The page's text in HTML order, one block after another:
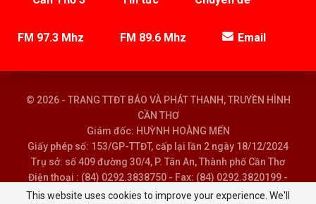
FM 97.3 Mhz FM 89.6 Mhz Email
© 2026 - TRANG TTĐT BÁO VÀ PHÁT THANH, TRUYỀN HÌNH
CẦN THƠ
Giám đốc: HUỲNH HOÀNG MẾN
Giấy phép số: 153/GP-TTĐT, cấp lại lần 2 ngày 18/12/2024
Trụ sở: số 409 đường 30/4, P. Tân An, Thành phố Cần Thơ
Điện thoại : (84) 0292.3838750 - Fax: (84) 0292.3820199 -
Email : baoptth@cantho.gov.vn
This website uses cookies to improve your experience. We'll